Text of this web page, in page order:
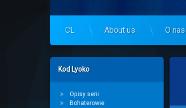
CL About us O nas
Left Sidebar
Kod Lyoko
Opisy serii
Bohaterowie